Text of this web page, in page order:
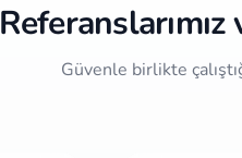
Güvenle birlikte